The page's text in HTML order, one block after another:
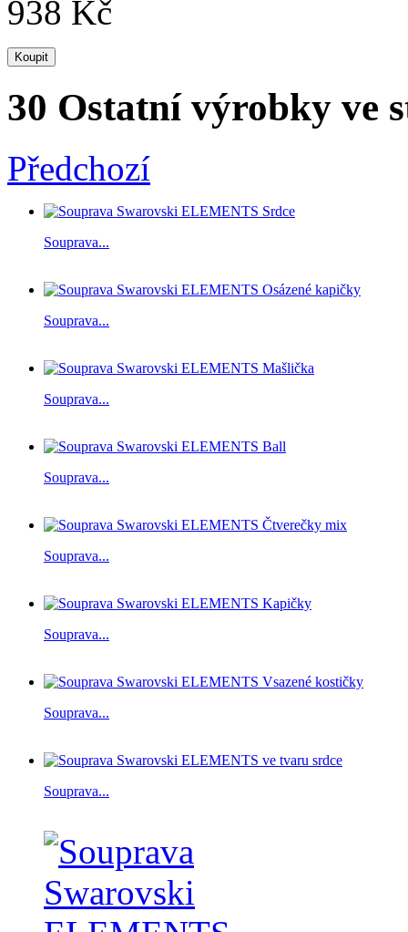
938 Kč
30 Ostatní výrobky ve
Předchozí
Souprava...
Souprava...
Souprava...
Souprava...
Souprava...
Souprava...
Souprava...
Souprava...